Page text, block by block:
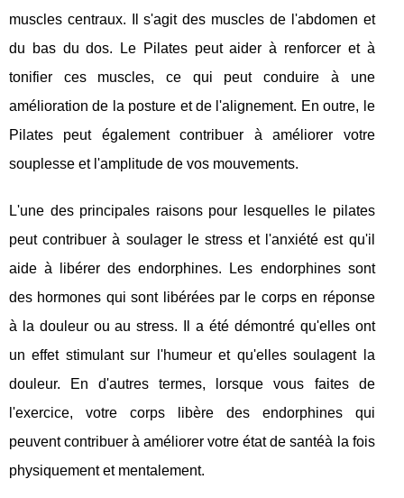
muscles centraux. Il s'agit des muscles de l'abdomen et
du bas du dos. Le Pilates peut aider à renforcer et à
tonifier ces muscles, ce qui peut conduire à une
amélioration de la posture et de l'alignement. En outre, le
Pilates peut également contribuer à améliorer votre
souplesse et l'amplitude de vos mouvements.
L'une des principales raisons pour lesquelles le pilates
peut contribuer à soulager le stress et l'anxiété est qu'il
aide à libérer des endorphines. Les endorphines sont
des hormones qui sont libérées par le corps en réponse
à la douleur ou au stress. Il a été démontré qu'elles ont
un effet stimulant sur l'humeur et qu'elles soulagent la
douleur. En d'autres termes, lorsque vous faites de
l'exercice, votre corps libère des endorphines qui
peuvent contribuer à améliorer votre état de santéà la fois
physiquement et mentalement.